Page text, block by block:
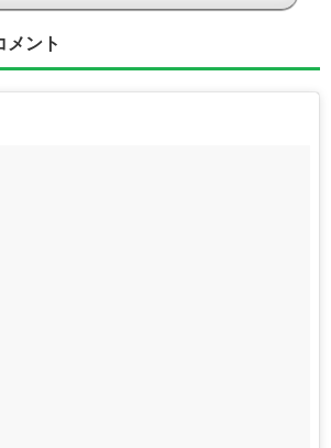
メント